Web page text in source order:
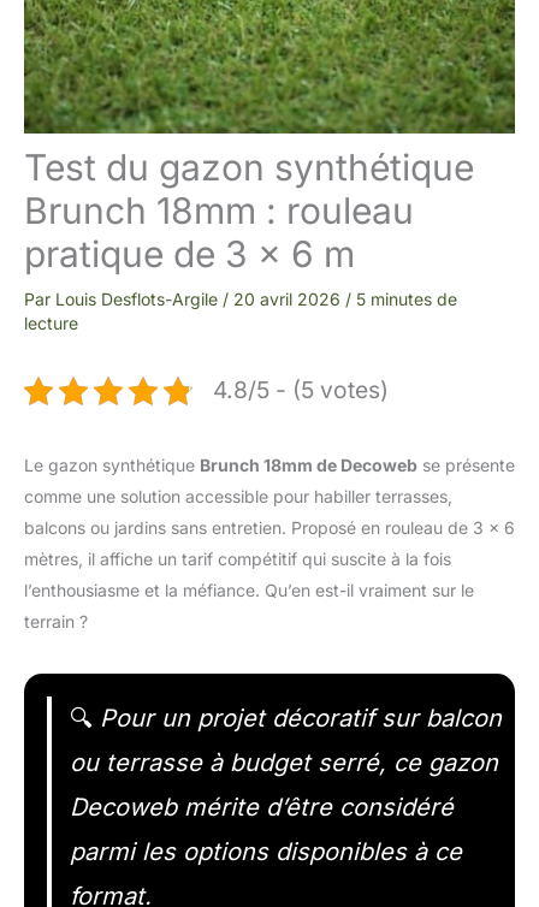
Test du gazon synthétique
Brunch 18mm : rouleau
pratique de 3 x 6 m
Par Louis Desflots-Argile / 20 avril 2026 / 5 minutes de
lecture
4.8/5 - (5 votes)
Le gazon synthétique Brunch 18mm de Decoweb se présente
comme une solution accessible pour habiller terrasses,
balcons ou jardins sans entretien. Proposé en rouleau de 3 x 6
mètres, il affiche un tarif compétitif qui suscite à la fois
l’enthousiasme et la méfiance. Qu’en est-il vraiment sur le
terrain ?
🔍 Pour un projet décoratif sur balcon
ou terrasse à budget serré, ce gazon
Decoweb mérite d’être considéré
parmi les options disponibles à ce
format.